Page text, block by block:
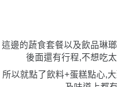
這邊的蔬食套餐以及飲品琳
後面還有行程,不想吃
所以就點了飲料+蛋糕點心,